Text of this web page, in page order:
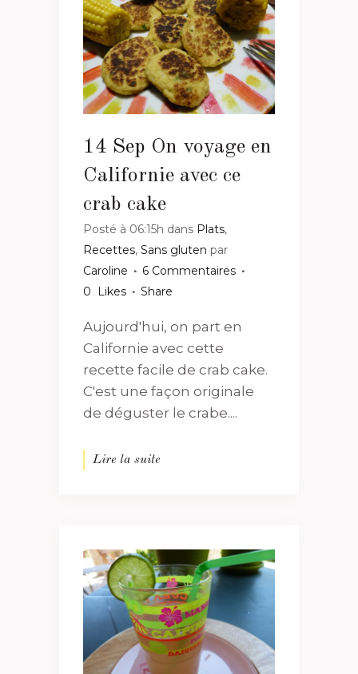
14 Sep On voyage en
Californie avec ce
crab cake
Posté à 06:15h dans Plats,
Recettes, Sans gluten par
Caroline
6 Commentaires
0
Likes Share
Aujourd'hui, on part en
Californie avec cette
recette facile de crab cake.
C'est une façon originale
de déguster le crabe....
Lire la suite